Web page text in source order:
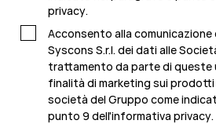
privacy.
Acconsento alla
Syscons S.r.l. dei dati alle
trattamento da parte di queste
finalità di marketing sui prodotti
società del Gruppo come
punto 9 dell'informativa privacy.